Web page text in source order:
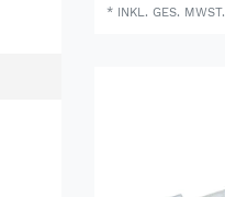
* INKL. GES. MWST.